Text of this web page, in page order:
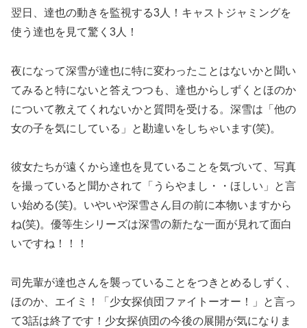
翌日、達也の動きを監視する3人！キャストジャミングを
使う達也を見て驚く3人！
夜になって深雪が達也に特に変わったことはないかと聞い
てみると特にないと答えつつも、達也からしずくとほのか
について教えてくれないかと質問を受ける。深雪は「他の
女の子を気にしている」と勘違いをしちゃいます(笑)。
彼女たちが遠くから達也を見ていることを気づいて、写真
を撮っていると聞かされて「うらやまし・・ほしい」と言
い始める(笑)。いやいや深雪さん目の前に本物いますから
ね(笑)。優等生シリーズは深雪の新たな一面が見れて面白
いですね！！！
司先輩が達也さんを襲っていることをつきとめるしずく、
ほのか、エイミ！「少女探偵団ファイトーオー！」と言っ
て3話は終了です！少女探偵団の今後の展開が気になりま